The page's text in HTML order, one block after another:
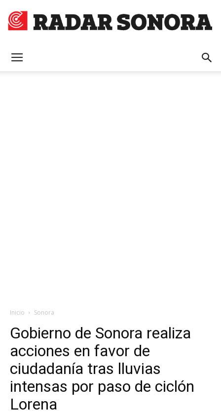
Inicio Sonora
Gobierno de Sonora realiza
acciones en favor de
ciudadanía tras lluvias
intensas por paso de ciclón
Lorena